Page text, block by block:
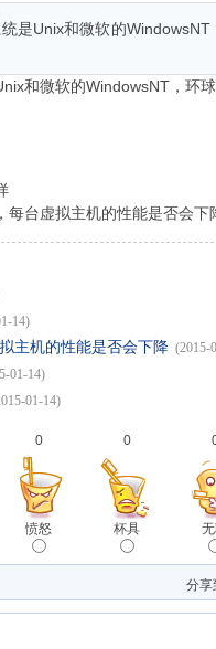
是Unix和微软的
和微软的WindowsNT，环
每台虚拟主机的性能是否会下
14)
主机的性能是否会下降 (2015-
01-14)
01-14)
0
愤怒
0
杯具
分享